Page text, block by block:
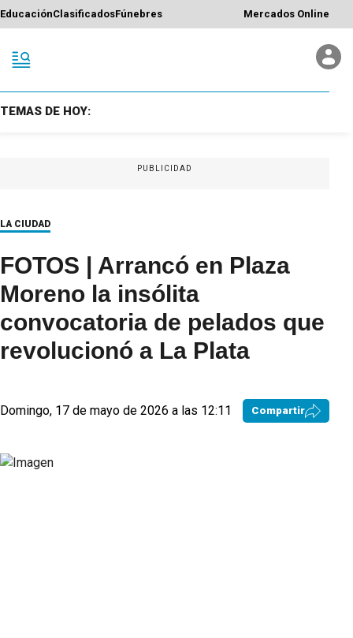
EducaciónClasificadosFúnebres Mercados Online
TEMAS DE HOY:
PUBLICIDAD
LA CIUDAD
FOTOS | Arrancó en Plaza
Moreno la insólita
convocatoria de pelados que
revolucionó a La Plata
Domingo, 17 de mayo de 2026 a las 12:11 Compartir